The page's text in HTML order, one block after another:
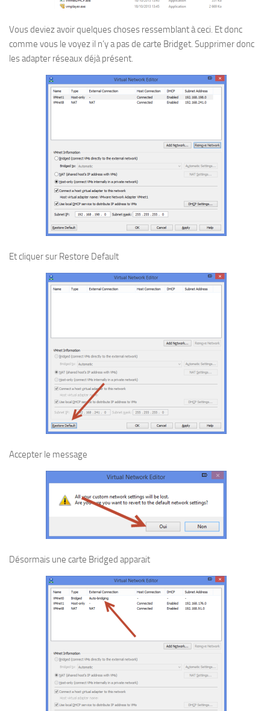
Vous deviez avoir quelques choses ressemblant à ceci. Et donc
comme vous le voyez il n’y a pas de carte Bridget. Supprimer donc
les adapter réseaux déjà présent.
Et cliquer sur Restore Default
Accepter le message
Désormais une carte Bridged apparait